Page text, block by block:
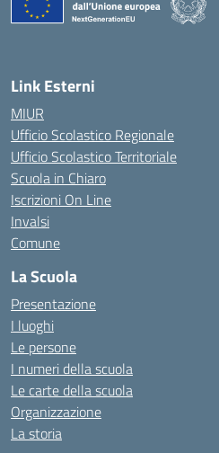
Link Esterni
MIUR
Ufficio Scolastico Regionale
Ufficio Scolastico Territoriale
Scuola in Chiaro
Iscrizioni On Line
Invalsi
Comune
La Scuola
Presentazione
I luoghi
Le persone
I numeri della scuola
Le carte della scuola
Organizzazione
La storia